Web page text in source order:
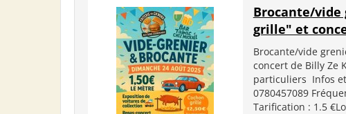
Brocante/vide
grille" et
Brocante/vide
concert de Billy Ze
particuliers Infos
0780457089
Tarification : 1.5